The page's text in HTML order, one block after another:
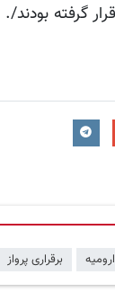
گرفته بودند/.
برقراری پرواز